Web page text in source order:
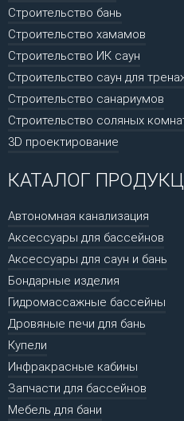
Строительство бань
Строительство хамамов
Строительство ИК саун
Строительство саун для
Строительство санариумов
Строительство соляных
3D проектирование
КАТАЛОГ
Автономная канализация
Аксессуары для бассейнов
Аксессуары для саун и бань
Бондарные изделия
Гидромассажные бассейны
Дровяные печи для бань
Купели
Инфракрасные кабины
Запчасти для бассейнов
Мебель для бани